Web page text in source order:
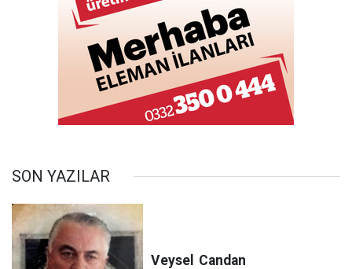
SON YAZILAR
Veysel Candan